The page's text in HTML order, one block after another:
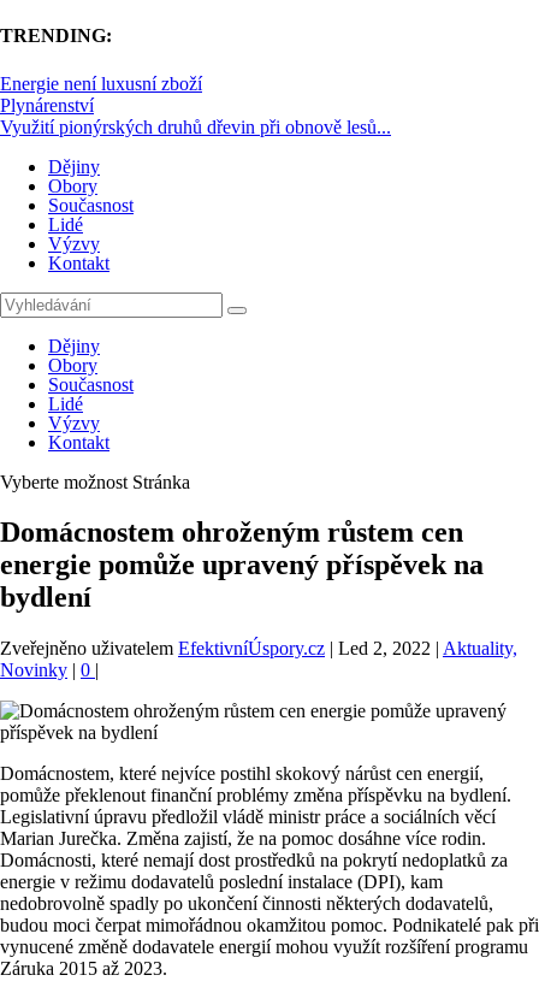
TRENDING:
Energie není luxusní zboží
Plynárenství
Využití pionýrských druhů dřevin při obnově lesů...
Dějiny
Obory
Současnost
Lidé
Výzvy
Kontakt
Dějiny
Obory
Současnost
Lidé
Výzvy
Kontakt
Vyberte možnost Stránka
Domácnostem ohroženým růstem cen
energie pomůže upravený příspěvek na
bydlení
Zveřejněno uživatelem EfektivníÚspory.cz | Led 2, 2022 | Aktuality,
Novinky | 0 |
Domácnostem, které nejvíce postihl skokový nárůst cen energií,
pomůže překlenout finanční problémy změna příspěvku na bydlení.
Legislativní úpravu předložil vládě ministr práce a sociálních věcí
Marian Jurečka. Změna zajistí, že na pomoc dosáhne více rodin.
Domácnosti, které nemají dost prostředků na pokrytí nedoplatků za
energie v režimu dodavatelů poslední instalace (DPI), kam
nedobrovolně spadly po ukončení činnosti některých dodavatelů,
budou moci čerpat mimořádnou okamžitou pomoc. Podnikatelé pak při
vynucené změně dodavatele energií mohou využít rozšíření programu
Záruka 2015 až 2023.